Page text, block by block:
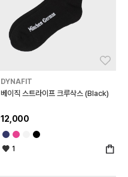
DYNAFIT
베이직 스트라이프 크루삭스 (Black)
12,000
1